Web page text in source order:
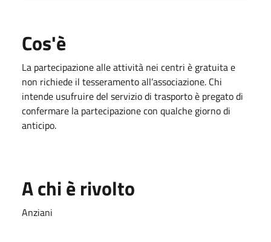
Cos'è
La partecipazione alle attività nei centri è gratuita e
non richiede il tesseramento all’associazione. Chi
intende usufruire del servizio di trasporto è pregato di
confermare la partecipazione con qualche giorno di
anticipo.
A chi è rivolto
Anziani